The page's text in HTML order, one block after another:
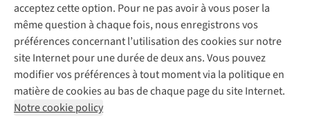
acceptez cette option. Pour ne pas avoir à vous poser la
même question à chaque fois, nous enregistrons vos
préférences concernant l’utilisation des cookies sur notre
site Internet pour une durée de deux ans. Vous pouvez
modifier vos préférences à tout moment via la politique en
matière de cookies au bas de chaque page du site Internet.
Notre cookie policy
Mentions légales
Politique de confidentialité
Conditions générales
Cookie Policy